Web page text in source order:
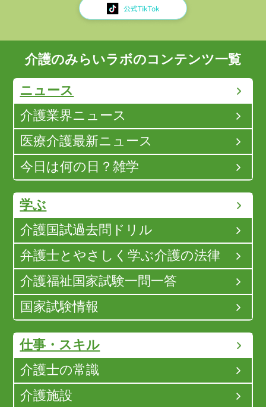
介護のみらいラボのコンテンツ一覧
ニュース
介護業界ニュース
医療介護最新ニュース
今日は何の日？雑学
学ぶ
介護国試過去問ドリル
弁護士とやさしく学ぶ介護の法律
介護福祉国家試験一問一答
国家試験情報
仕事・スキル
介護士の常識
介護施設